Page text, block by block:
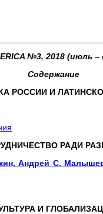
№3, 2018 (июль –
Содержание
РОССИИ И
РАДИ
Андрей С.
И